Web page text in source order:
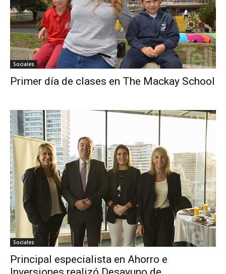
Sociales
Primer día de clases en The Mackay School
Sociales
Principal especialista en Ahorro e